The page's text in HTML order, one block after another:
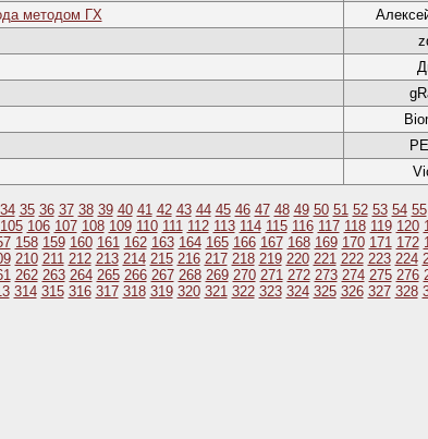
методом ГХ
34 35 36 37 38 39 40 41 42 43 44 45 46 47 48 49 50 51 52 53 54 55
105 106 107 108 109 110 111 112 113 114 115 116 117 118 119 120
158 159 160 161 162 163 164 165 166 167 168 169 170 171 172
210 211 212 213 214 215 216 217 218 219 220 221 222 223 224
262 263 264 265 266 267 268 269 270 271 272 273 274 275 276
314 315 316 317 318 319 320 321 322 323 324 325 326 327 328